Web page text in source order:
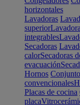
horizontales
Lavadoras
superior
integrables
Secadoras
calorSecadoras
evacuación
Hornos
convencionales
Placas de cocina
placa